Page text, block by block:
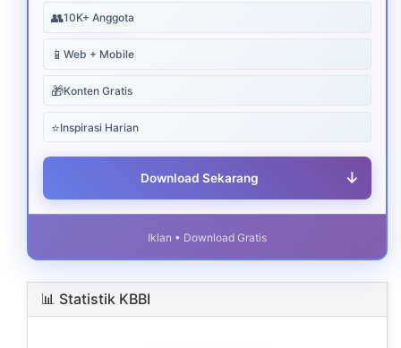
👥10K+ Anggota
📱 Web + Mobile
🎁Konten Gratis
⭐Inspirasi Harian
Download Sekarang ↓
Iklan • Download Gratis
📊 Statistik KBBI